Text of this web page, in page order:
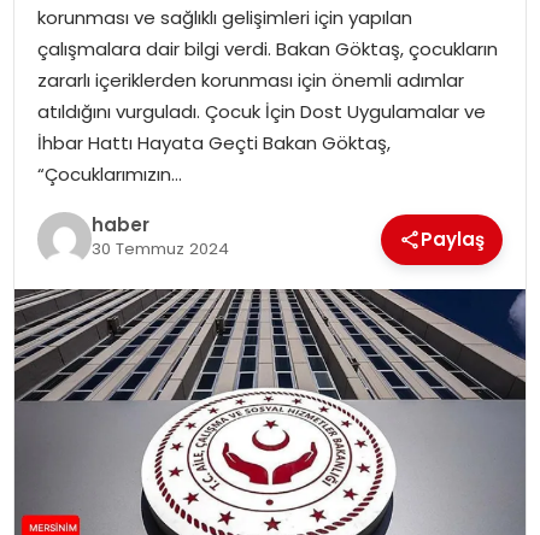
MAGAZIN
DÜNYA
OTOMOBIL
korunması ve sağlıklı gelişimleri için yapılan
çalışmalara dair bilgi verdi. Bakan Göktaş, çocukların
zararlı içeriklerden korunması için önemli adımlar
atıldığını vurguladı. Çocuk İçin Dost Uygulamalar ve
İhbar Hattı Hayata Geçti Bakan Göktaş,
“Çocuklarımızın…
haber
30 Temmuz 2024 Paylaş